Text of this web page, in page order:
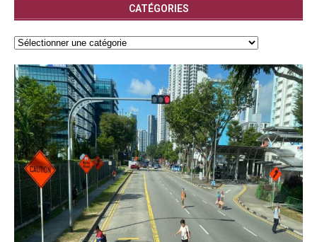
CATÉGORIES